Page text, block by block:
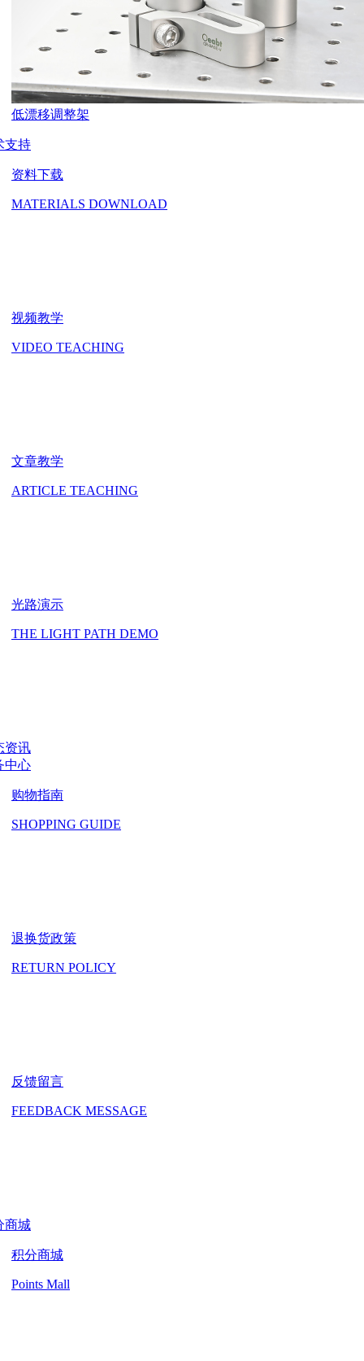
低漂移调整架
支持
资料下载
MATERIALS DOWNLOAD
视频教学
VIDEO TEACHING
文章教学
ARTICLE TEACHING
光路演示
THE LIGHT PATH DEMO
资讯
中心
购物指南
SHOPPING GUIDE
退换货政策
RETURN POLICY
反馈留言
FEEDBACK MESSAGE
商城
积分商城
Points Mall